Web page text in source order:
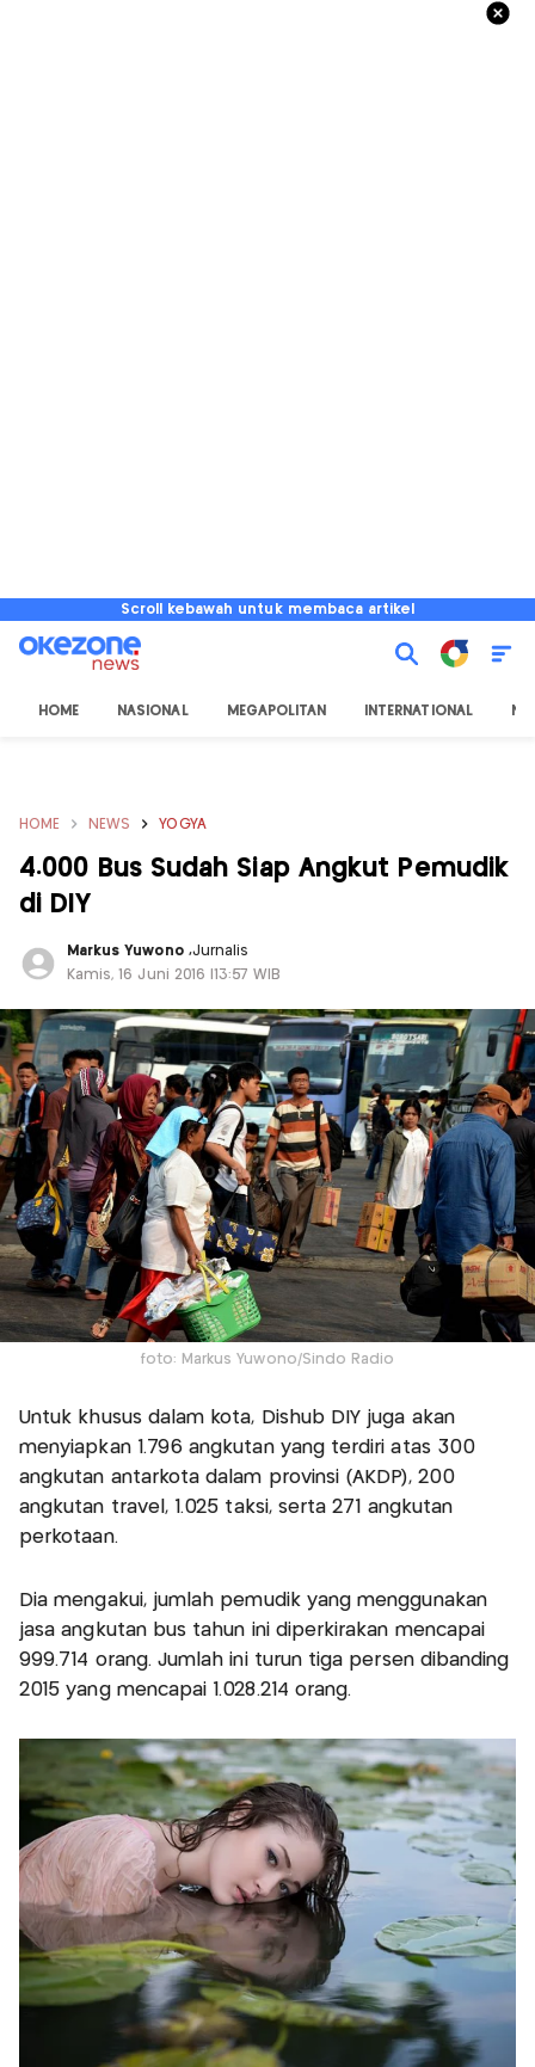
Scroll kebawah untuk membaca artikel
HOME NASIONAL MEGAPOLITAN INTERNATIONAL
HOME NEWS YOGYA
4.000 Bus Sudah Siap Angkut Pemudik
di DIY
Markus Yuwono ,Jurnalis
Kamis, 16 Juni 2016 |13:57 WIB
foto: Markus Yuwono/Sindo Radio
Untuk khusus dalam kota, Dishub DIY juga akan
menyiapkan 1.796 angkutan yang terdiri atas 300
angkutan antarkota dalam provinsi (AKDP), 200
angkutan travel, 1.025 taksi, serta 271 angkutan
perkotaan.
Dia mengakui, jumlah pemudik yang menggunakan
jasa angkutan bus tahun ini diperkirakan mencapai
999.714 orang. Jumlah ini turun tiga persen dibanding
2015 yang mencapai 1.028.214 orang.